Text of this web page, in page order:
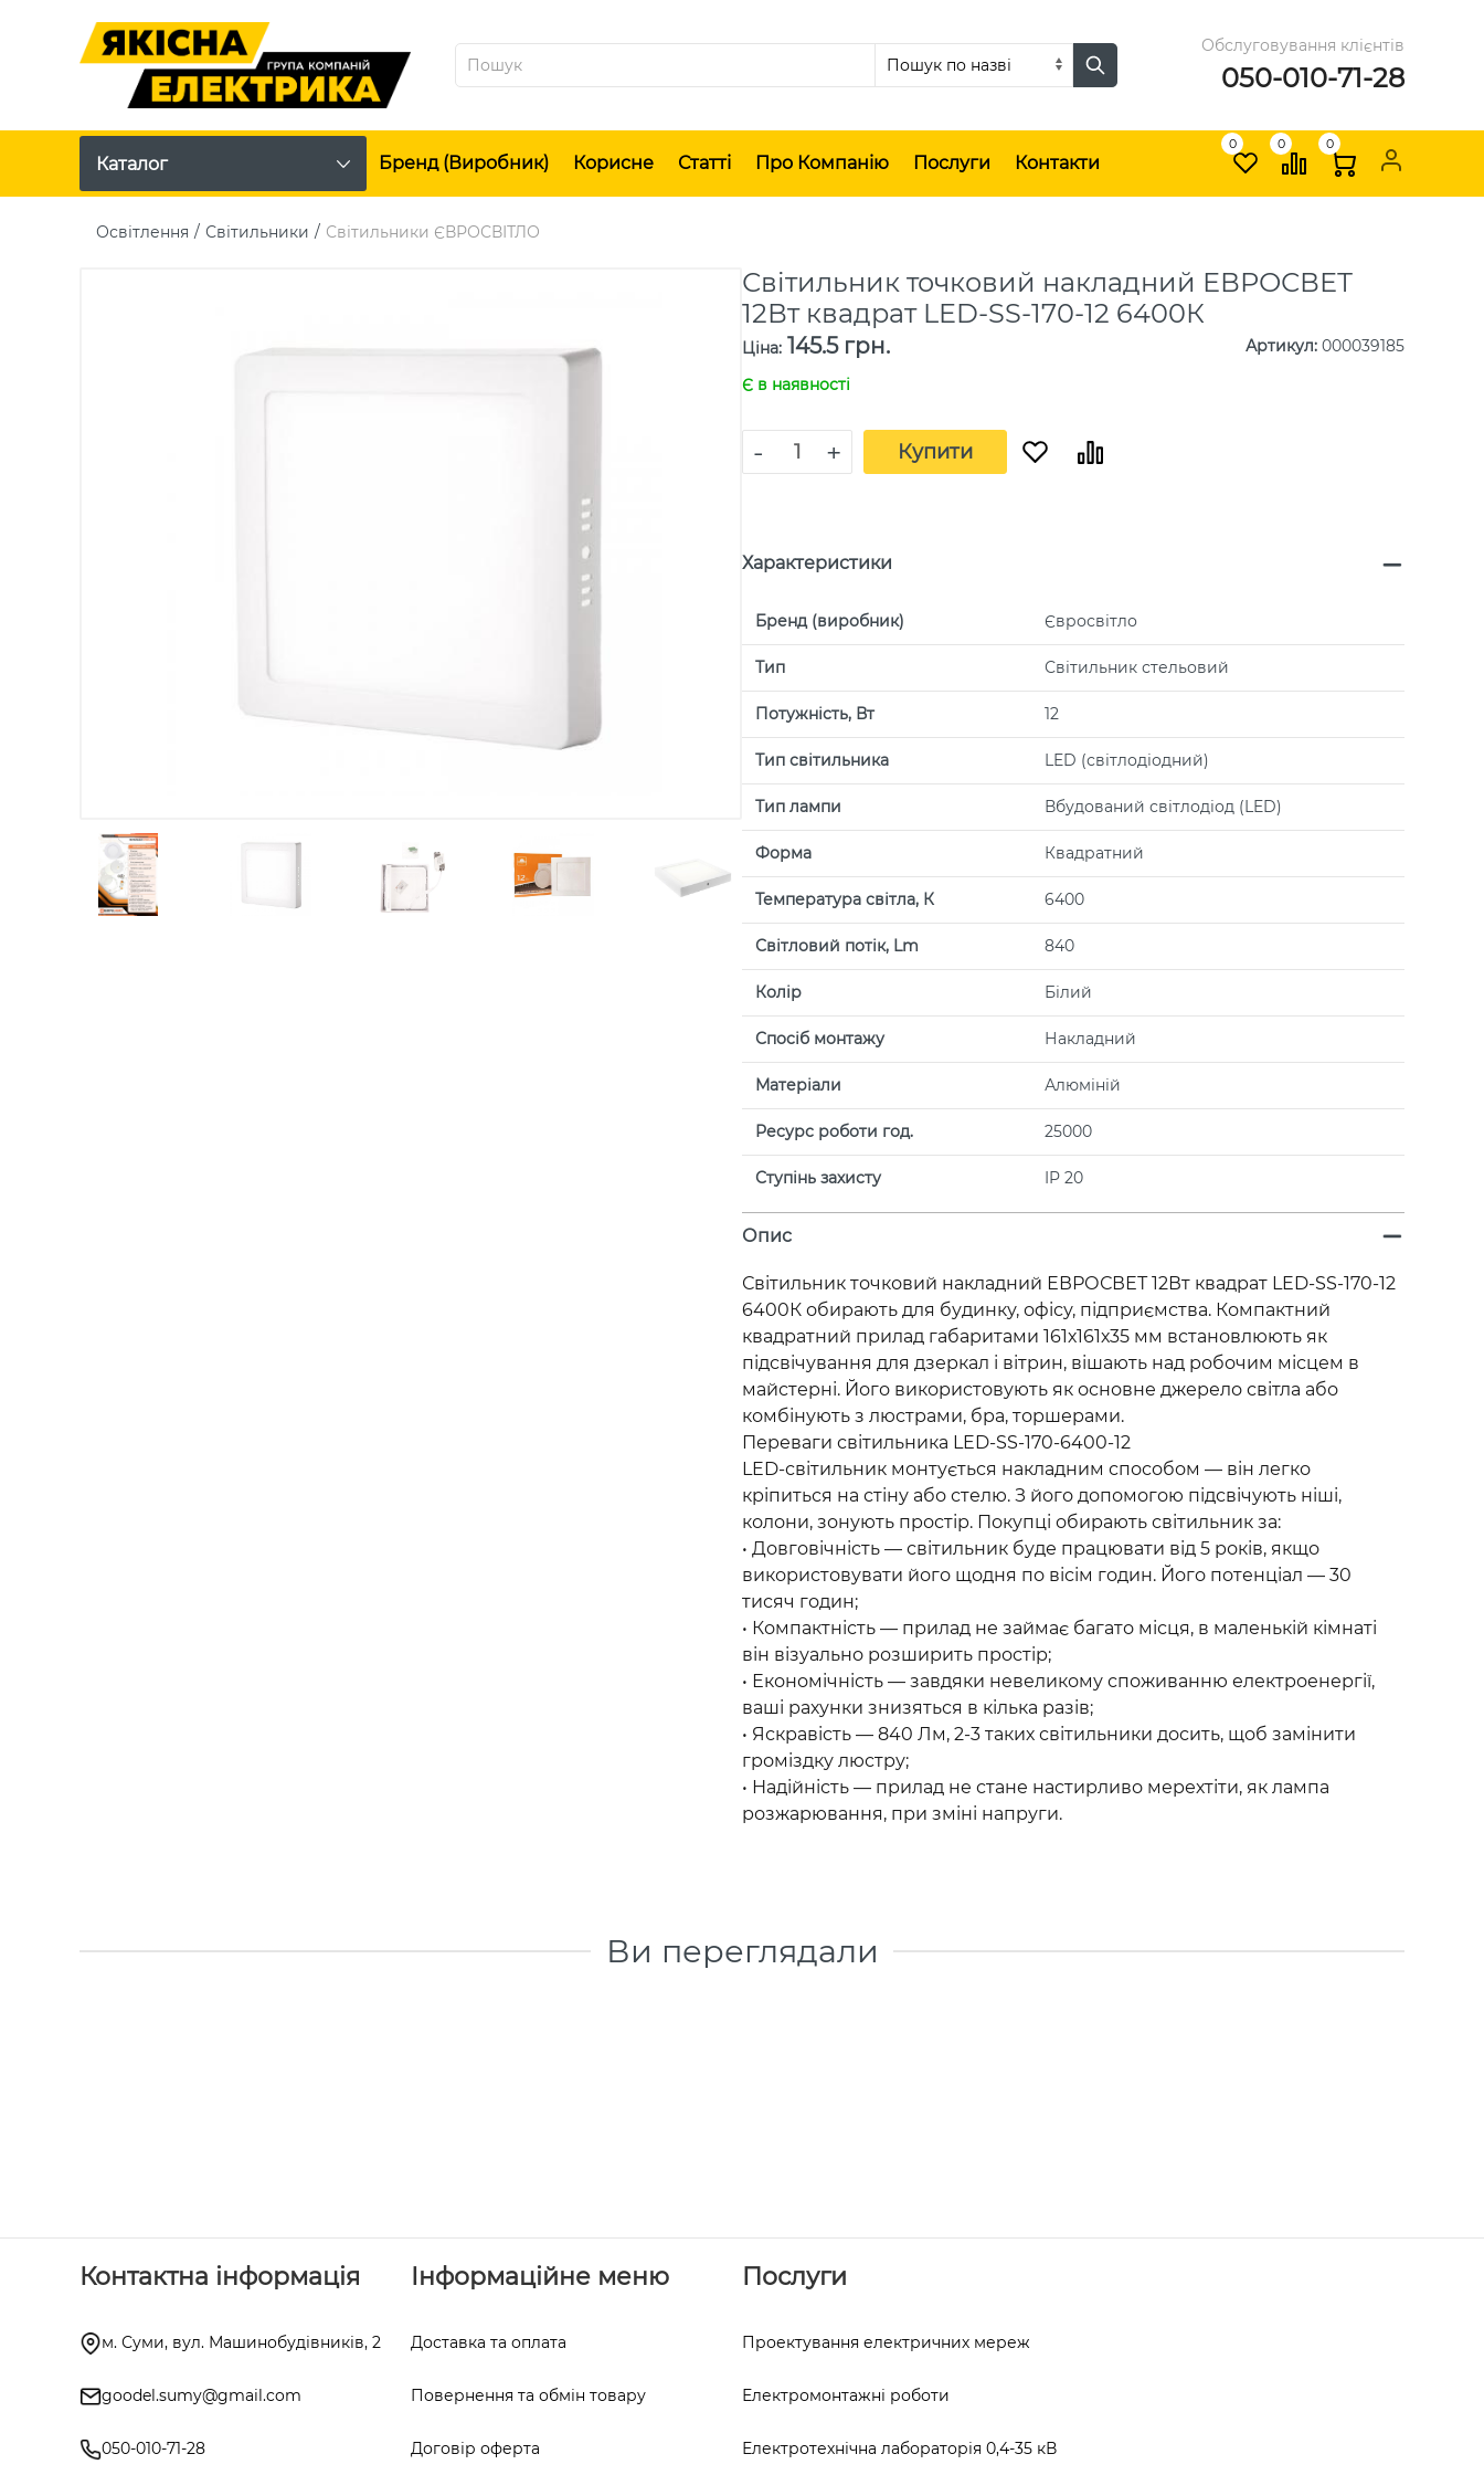
Обслуговування клієнтів
050-010-71-28
Каталог Бренд (виробник) Корисне Статті Про Компанію Послуги Контакти
0 0 0
Освітлення Світильники Світильники ЄВРОСВІТЛО
Світильник точковий накладний ЕВРОСВЕТ
12Вт квадрат LED-SS-170-12 6400К
Ціна: 145.5 грн. Артикул: 000039185
Є в наявності
- + Купити
Характеристики
Бренд (виробник) Євросвітло
Тип Світильник стельовий
Потужність, Вт 12
Тип світильника LED (світлодіодний)
Тип лампи Вбудований світлодіод (LED)
Форма Квадратний
Температура світла, К 6400
Світловий потік, Lm 840
Колір Білий
Спосіб монтажу Накладний
Матеріали Алюміній
Ресурс роботи год. 25000
Ступінь захисту IP 20
Опис
Світильник точковий накладний ЕВРОСВЕТ 12Вт квадрат LED-SS-170-12
6400К обирають для будинку, офісу, підприємства. Компактний
квадратний прилад габаритами 161х161х35 мм встановлюють як
підсвічування для дзеркал і вітрин, вішають над робочим місцем в
майстерні. Його використовують як основне джерело світла або
комбінують з люстрами, бра, торшерами.
Переваги світильника LED-SS-170-6400-12
LED-світильник монтується накладним способом — він легко
кріпиться на стіну або стелю. З його допомогою підсвічують ніші,
колони, зонують простір. Покупці обирають світильник за:
• Довговічність — світильник буде працювати від 5 років, якщо
використовувати його щодня по вісім годин. Його потенціал — 30
тисяч годин;
• Компактність — прилад не займає багато місця, в маленькій кімнаті
він візуально розширить простір;
• Економічність — завдяки невеликому споживанню електроенергії,
ваші рахунки знизяться в кілька разів;
• Яскравість — 840 Лм, 2-3 таких світильники досить, щоб замінити
громіздку люстру;
• Надійність — прилад не стане настирливо мерехтіти, як лампа
розжарювання, при зміні напруги.
Ви переглядали
Контактна інформація
м. Суми, вул. Машинобудівників, 2
goodel.sumy@gmail.com
050-010-71-28
Інформаційне меню
Доставка та оплата
Повернення та обмін товару
Договір оферта
Послуги
Проектування електричних мереж
Електромонтажні роботи
Електротехнічна лабораторія 0,4-35 кВ